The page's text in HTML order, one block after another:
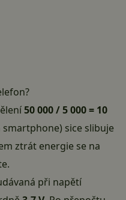
50 000 / 5 000 = 10
smartphone) sice slibuje
ztrát energie se na
při napětí